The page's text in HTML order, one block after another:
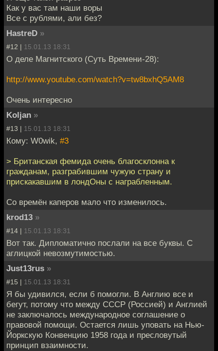
Как у вас там наши воры
Все с рублями, али без?
HastreD »
#12 | 15.01.13 18:31
О деле Магнитского (Суть Времени-28):
http://www.youtube.com/watch?v=tw8bxhQ5AM8
Очень интересно
Koljan »
#13 | 15.01.13 18:31
Кому: W0wik, #3
> Британская фемида очень благосклонна к
гражданам, разграбившим чужую страну и
прискакавшим в лондОны с награбленным.
Со времён каперов мало что изменилось.
krod13 »
#14 | 15.01.13 18:31
Вот так. Дипломатично послали на все буквы. С
аглицкой невозмутимостью.
Just13rus »
#15 | 15.01.13 18:31
Я бы удивился, если б помогли. В Англию все и
бегут, потому что между СССР (Россией) и Англией
не заключалось международное соглашение о
правовой помощи. Остается лишь уповать на Нью-
Йоркскую Конвенцию 1958 года и пресловутый
принцип взаимности.